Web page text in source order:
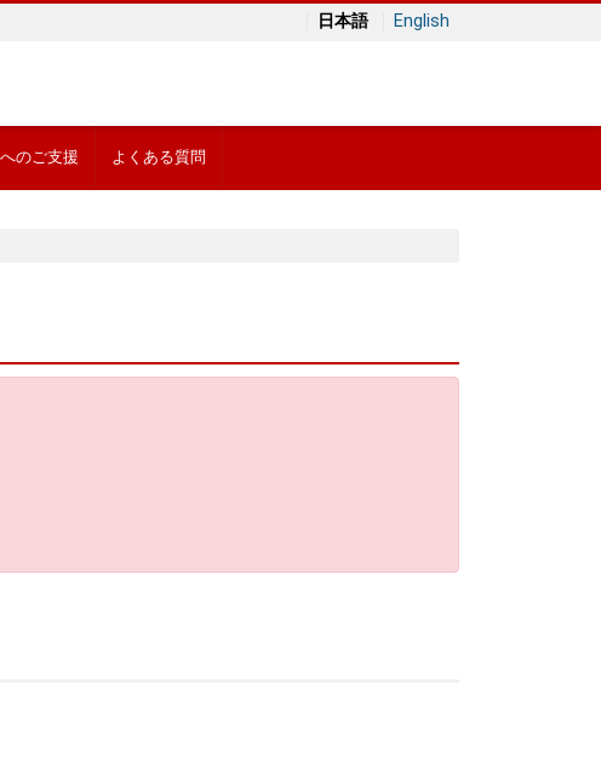
日本語 English
のご支援 よくある質問